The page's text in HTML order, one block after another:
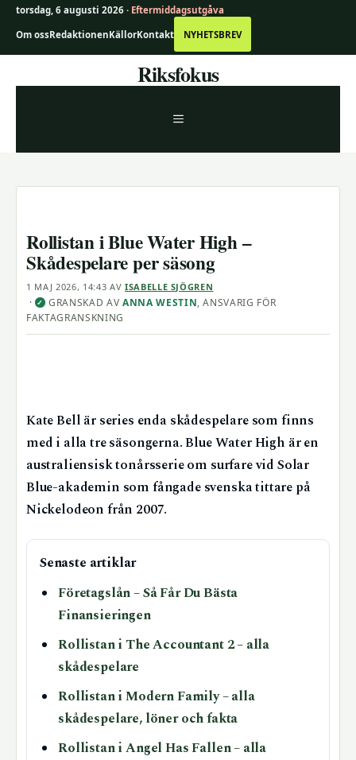
torsdag, 6 augusti 2026 · Eftermiddagsutgåva
Om ossRedaktionenKällorKontakt NYHETSBREV
Riksfokus
MENY
Rollistan i Blue Water High –
Skådespelare per säsong
1 MAJ 2026, 14:43 AV ISABELLE SJÖGREN
· ✓ GRANSKAD AV ANNA WESTIN, ANSVARIG FÖR
FAKTAGRANSKNING
Kate Bell är series enda skådespelare som finns
med i alla tre säsongerna. Blue Water High är en
australiensisk tonårsserie om surfare vid Solar
Blue-akademin som fångade svenska tittare på
Nickelodeon från 2007.
Senaste artiklar
Företagslån – Så Får Du Bästa
Finansieringen
Rollistan i The Accountant 2 – alla
skådespelare
Rollistan i Modern Family – alla
skådespelare, löner och fakta
Rollistan i Angel Has Fallen – alla